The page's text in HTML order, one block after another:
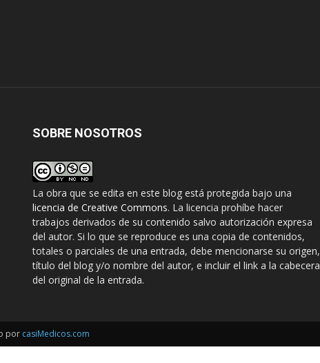
SOBRE NOSOTROS
La obra que se edita en este blog está protegida bajo una
licencia de Creative Commons. La licencia prohíbe hacer
trabajos derivados de su contenido salvo autorización expresa
del autor. Si lo que se reproduce es una copia de contenidos,
totales o parciales de una entrada, debe mencionarse su origen,
título del blog y/o nombre del autor, e incluir el link a la cabecera
del original de la entrada.
por casiMedicos.com